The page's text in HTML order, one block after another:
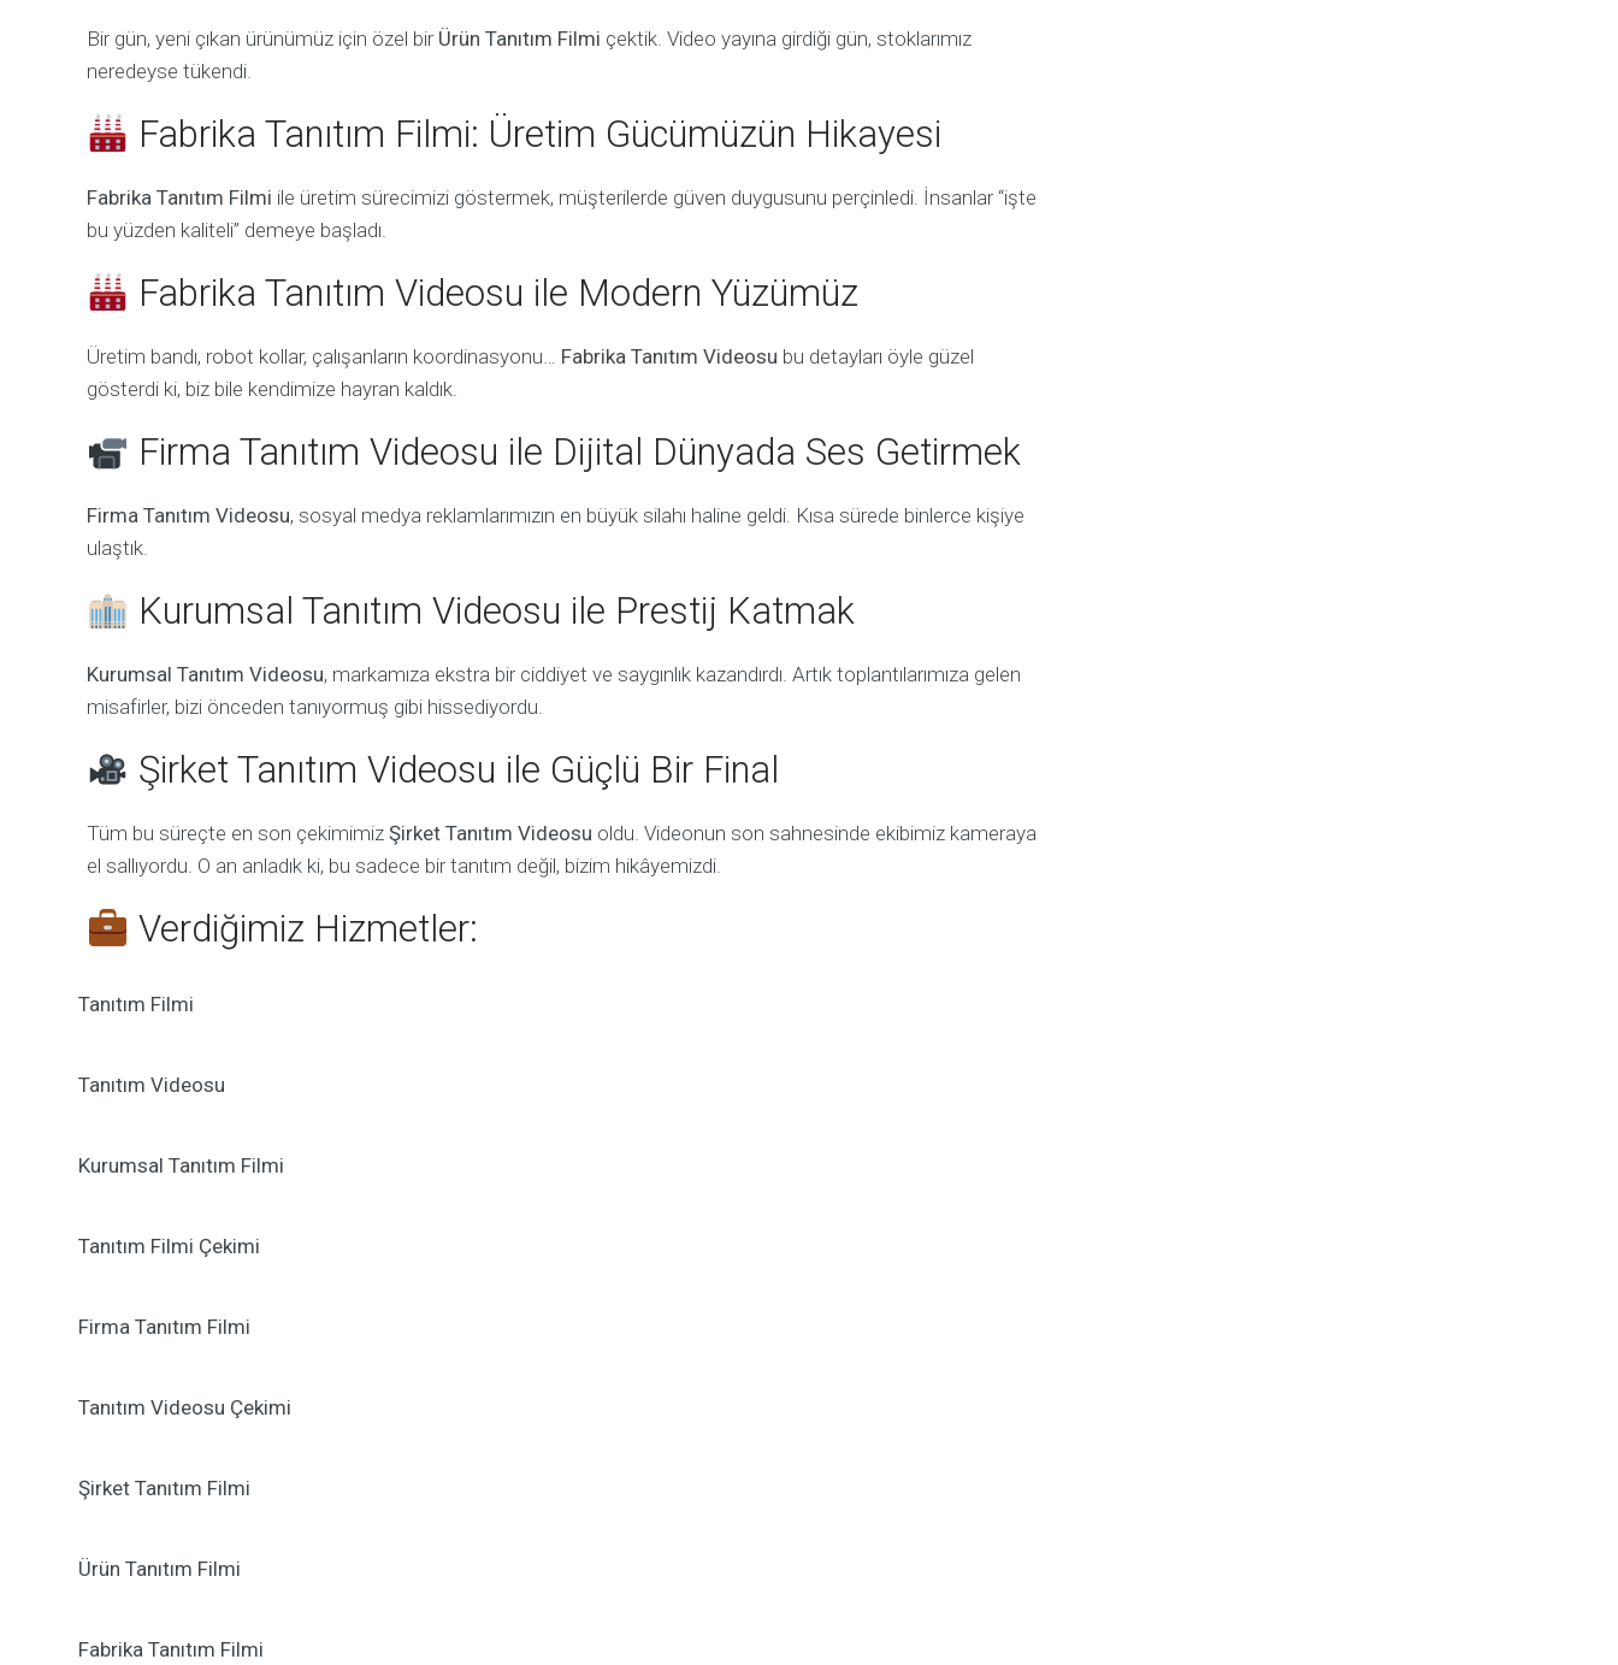
Bir gün, yeni çıkan ürünümüz için özel bir Ürün Tanıtım Filmi çektik. Video yayına girdiği gün, stoklarımız
neredeyse tükendi.
Fabrika Tanıtım Filmi: Üretim Gücümüzün Hikayesi
Fabrika Tanıtım Filmi ile üretim sürecimizi göstermek, müşterilerde güven duygusunu perçinledi. İnsanlar “işte
bu yüzden kaliteli” demeye başladı.
Fabrika Tanıtım Videosu ile Modern Yüzümüz
Üretim bandı, robot kollar, çalışanların koordinasyonu… Fabrika Tanıtım Videosu bu detayları öyle güzel
gösterdi ki, biz bile kendimize hayran kaldık.
Firma Tanıtım Videosu ile Dijital Dünyada Ses Getirmek
Firma Tanıtım Videosu, sosyal medya reklamlarımızın en büyük silahı haline geldi. Kısa sürede binlerce kişiye
ulaştık.
Kurumsal Tanıtım Videosu ile Prestij Katmak
Kurumsal Tanıtım Videosu, markamıza ekstra bir ciddiyet ve saygınlık kazandırdı. Artık toplantılarımıza gelen
misafirler, bizi önceden tanıyormuş gibi hissediyordu.
Şirket Tanıtım Videosu ile Güçlü Bir Final
Tüm bu süreçte en son çekimimiz Şirket Tanıtım Videosu oldu. Videonun son sahnesinde ekibimiz kameraya
el sallıyordu. O an anladık ki, bu sadece bir tanıtım değil, bizim hikâyemizdi.
Verdiğimiz Hizmetler:
Tanıtım Filmi
Tanıtım Videosu
Kurumsal Tanıtım Filmi
Tanıtım Filmi Çekimi
Firma Tanıtım Filmi
Tanıtım Videosu Çekimi
Şirket Tanıtım Filmi
Ürün Tanıtım Filmi
Fabrika Tanıtım Filmi